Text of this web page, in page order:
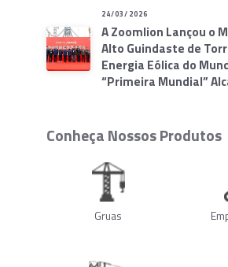
24/03/2026
A Zoomlion Lançou o
Alto Guindaste de
Energia Eólica do
“Primeira Mundial”
Conheça Nossos Produtos
Gruas